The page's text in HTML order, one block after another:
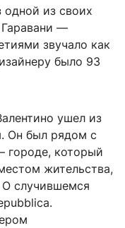
из своих
Гаравани —
звучало как
было 93
ушел из
Он был рядом с
городе, который
жительства,
случившемся